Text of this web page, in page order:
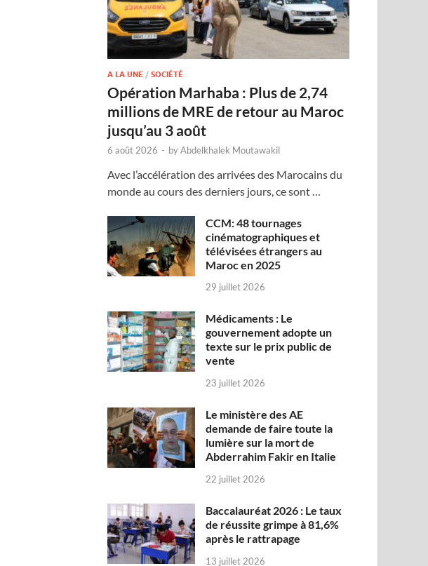
A LA UNE /SOCIÉTÉ
Opération Marhaba : Plus de 2,74
millions de MRE de retour au Maroc
jusqu’au 3 août
6 août 2026 - byAbdelkhalek Moutawakil
Avec l’accélération des arrivées des Marocains du
monde au cours des derniers jours, ce sont …
CCM: 48 tournages
cinématographiques et
télévisées étrangers au
Maroc en 2025
29 juillet 2026
Médicaments : Le
gouvernement adopte un
texte sur le prix public de
vente
23 juillet 2026
Le ministère des AE
demande de faire toute la
lumière sur la mort de
Abderrahim Fakir en Italie
22 juillet 2026
Baccalauréat 2026 : Le taux
de réussite grimpe à 81,6%
après le rattrapage
13 juillet 2026